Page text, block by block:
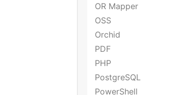
OR Mapper
OSS
Orchid
PDF
PHP
PostgreSQL
PowerShell